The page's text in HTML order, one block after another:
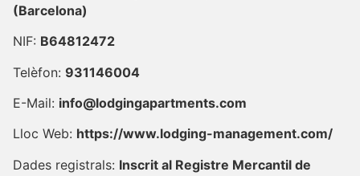
(Barcelona)
NIF: B64812472
Telèfon: 931146004
E-Mail: info@lodgingapartments.com
Lloc Web: https://www.lodging-management.com/
Dades registrals: Inscrit al Registre Mercantil de